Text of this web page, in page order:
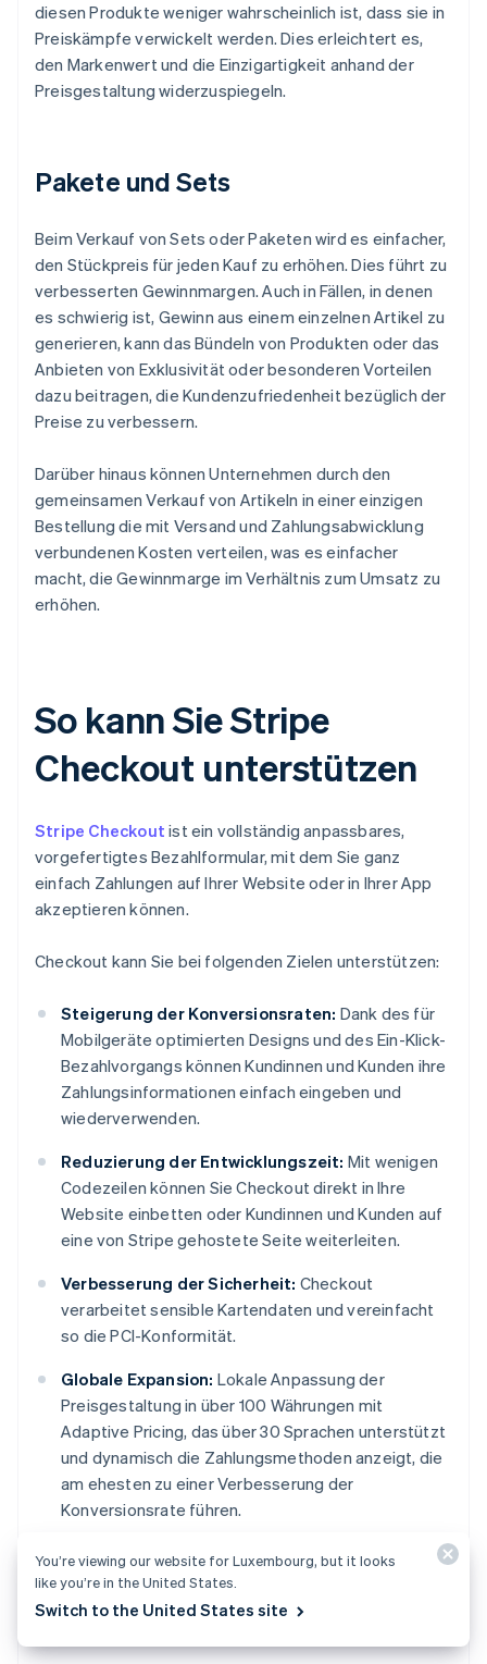
diesen Produkte weniger wahrscheinlich ist, dass sie in
Preiskämpfe verwickelt werden. Dies erleichtert es,
den Markenwert und die Einzigartigkeit anhand der
Preisgestaltung widerzuspiegeln.
Pakete und Sets
Beim Verkauf von Sets oder Paketen wird es einfacher,
den Stückpreis für jeden Kauf zu erhöhen. Dies führt zu
verbesserten Gewinnmargen. Auch in Fällen, in denen
es schwierig ist, Gewinn aus einem einzelnen Artikel zu
generieren, kann das Bündeln von Produkten oder das
Anbieten von Exklusivität oder besonderen Vorteilen
dazu beitragen, die Kundenzufriedenheit bezüglich der
Preise zu verbessern.
Darüber hinaus können Unternehmen durch den
gemeinsamen Verkauf von Artikeln in einer einzigen
Bestellung die mit Versand und Zahlungsabwicklung
verbundenen Kosten verteilen, was es einfacher
macht, die Gewinnmarge im Verhältnis zum Umsatz zu
erhöhen.
So kann Sie Stripe
Checkout unterstützen
Stripe Checkout ist ein vollständig anpassbares,
vorgefertigtes Bezahlformular, mit dem Sie ganz
einfach Zahlungen auf Ihrer Website oder in Ihrer App
akzeptieren können.
Checkout kann Sie bei folgenden Zielen unterstützen:
Steigerung der Konversionsraten: Dank des für
Mobilgeräte optimierten Designs und des Ein-Klick-
Bezahlvorgangs können Kundinnen und Kunden ihre
Zahlungsinformationen einfach eingeben und
wiederverwenden.
Reduzierung der Entwicklungszeit: Mit wenigen
Codezeilen können Sie Checkout direkt in Ihre
Website einbetten oder Kundinnen und Kunden auf
eine von Stripe gehostete Seite weiterleiten.
Verbesserung der Sicherheit: Checkout
verarbeitet sensible Kartendaten und vereinfacht
so die PCI-Konformität.
Globale Expansion: Lokale Anpassung der
Preisgestaltung in über 100 Währungen mit
Adaptive Pricing, das über 30 Sprachen unterstützt
und dynamisch die Zahlungsmethoden anzeigt, die
am ehesten zu einer Verbesserung der
Konversionsrate führen.
Nutzung erweiterter Funktionen:Integrieren Sie
Checkout in andere Stripe-Produkte, wie z. B. Billing
für Abos, Radar zur Betrugsprävention und vieles
You’re viewing our website for Luxembourg, but it looks
like you’re in the United States.
Switch to the United States site